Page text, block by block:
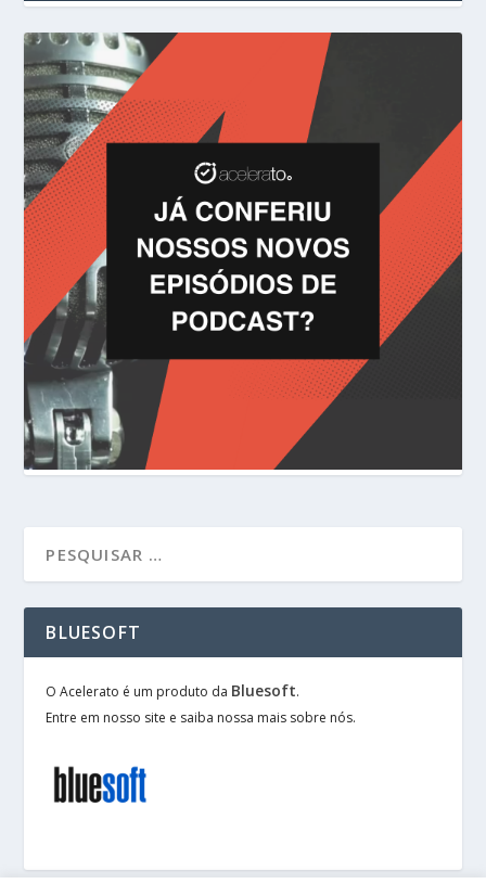
BLUESOFT
O Acelerato é um produto da Bluesoft.
Entre em nosso site e saiba nossa mais sobre nós.